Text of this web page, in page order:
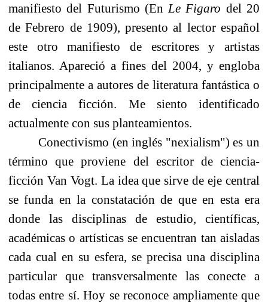
manifiesto del Futurismo (En Le Figaro del 20
de Febrero de 1909), presento al lector español
este otro manifiesto de escritores y artistas
italianos. Apareció a fines del 2004, y engloba
principalmente a autores de literatura fantástica o
de ciencia ficción. Me siento identificado
actualmente con sus planteamientos.
Conectivismo (en inglés "nexialism") es un
término que proviene del escritor de ciencia-
ficción Van Vogt. La idea que sirve de eje central
se funda en la constatación de que en esta era
donde las disciplinas de estudio, científicas,
académicas o artísticas se encuentran tan aisladas
cada cual en su esfera, se precisa una disciplina
particular que transversalmente las conecte a
todas entre sí. Hoy se reconoce ampliamente que